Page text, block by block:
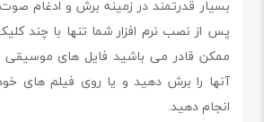
بسیار قدرتمند در زمینه برش و ادغام
پس از نصب نرم افزار شما تنها با چند
ممکن قادر می باشید فایل های موسیقی
آنها را برش دهید و یا روی فیلم های
انجام دهید.